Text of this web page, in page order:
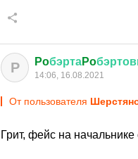
P PoбэртаPo
14:06, 16.08.2021
От пользователя
Грит, фейс на